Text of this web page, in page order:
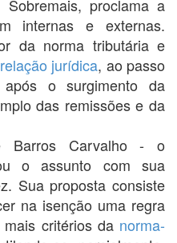
Sobremais, proclama a
internas e externas.
da norma tributária e
relação jurídica, ao passo
o surgimento da
das remissões e da
Carvalho - o
o assunto com sua
Sua proposta consiste
na isenção uma regra
critérios da norma-